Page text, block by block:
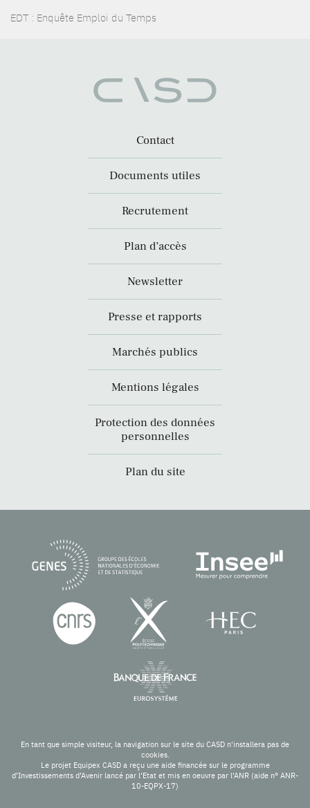
EDT : Enquête Emploi du Temps
Contact
Documents utiles
Recrutement
Plan d’accès
Newsletter
Presse et rapports
Marchés publics
Mentions légales
Protection des données
personnelles
Plan du site
En tant que simple visiteur, la navigation sur le site du CASD n'installera pas de
cookies.
Le projet Equipex CASD a reçu une aide financée sur le programme
d’Investissements d’Avenir lancé par l’Etat et mis en oeuvre par l’ANR (aide n° ANR-
10-EQPX-17)